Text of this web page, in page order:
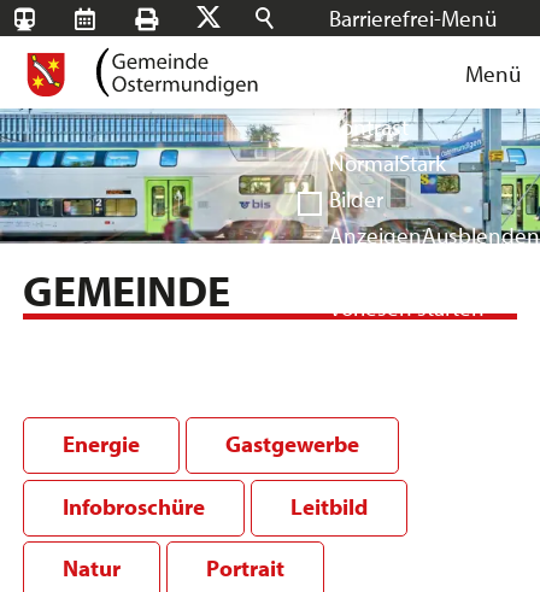
Barrierefrei-Menü
Sehr groß
Kontrast
NormalStark
Bilder
AnzeigenAusblenden
Vorlesen starten
Suchen
SBB-
Tageskarten
RMS Drucken
Facebook
Instagram
Login Menü
GEMEINDE
Energie Gastgewerbe
Infobroschüre Leitbild
Natur Portrait